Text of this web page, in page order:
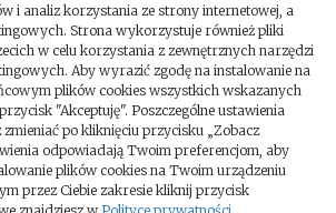
i analiz korzystania ze strony internetowej, a
Strona wykorzystuje również pliki
w celu korzystania z zewnętrznych narzędzi
Aby wyrazić zgodę na instalowanie na
plików cookies wszystkich wskazanych
"Akceptuję". Poszczególne ustawienia
po kliknięciu przycisku „Zobacz
odpowiadają Twoim preferencjom, aby
plików cookies na Twoim urządzeniu
przez Ciebie zakresie kliknij przycisk
NASTĘPNY ARTYKUŁ
Profesjonalna
pomoc drogowa
funkcjonująca na